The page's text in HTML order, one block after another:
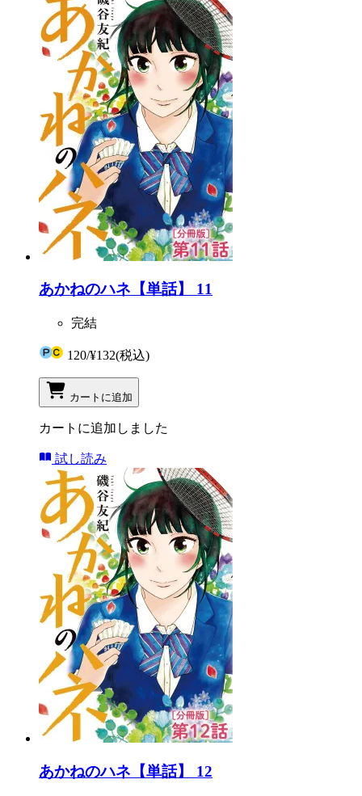
あかねのハネ【単話】 11
完結
120/¥132(税込)
カートに追加
カートに追加しました
試し読み
あかねのハネ【単話】 12